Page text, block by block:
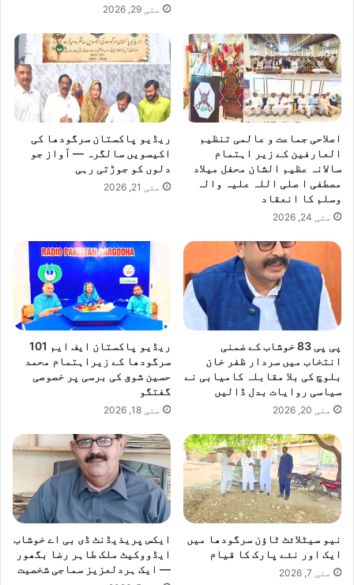
مئی 29, 2026
اصلاحی جماعت و عالمی تنظیم
العارفین کے زیر اہتمام
سالانہ عظیم الشان محفل میلاد
مصطفی ا صلی اللہ علیہ والہ
وسلم کا انعقاد
مئی 24, 2026
ریڈیو پاکستان سرگودھا کی
اکیسویں سالگرہ — آواز جو
دلوں کو جوڑتی رہی
مئی 21, 2026
پی پی 83 خوشاب کے ضمنی
انتخاب میں سردار ظفر خان
بلوچ کی بلا مقابلہ کامیابی نے
سیاسی روایات بدل ڈالیں
مئی 20, 2026
ریڈیو پاکستان ایف ایم 101
سرگودھا کے زیراہتمام محمد
حسین شوق کی برسی پر خصوصی
گفتگو
مئی 18, 2026
نیو سیٹلائٹ ٹاؤن سرگودھا میں
ایک اور نئے پارک کا قیام
مئی 7, 2026
ایکس پریذیڈنٹ ڈی بی اے خوشاب
ایڈووکیٹ ملک طاہر رضا بگھور
— ایک ہردلعزیز سماجی شخصیت